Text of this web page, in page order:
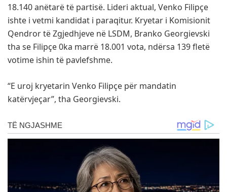
18.140 anëtarë të partisë. Lideri aktual, Venko Filipçe
ishte i vetmi kandidat i paraqitur. Kryetar i Komisionit
Qendror të Zgjedhjeve në LSDM, Branko Georgievski
tha se Filipçe 0ka marrë 18.001 vota, ndërsa 139 fletë
votime ishin të pavlefshme.
“E uroj kryetarin Venko Filipçe për mandatin
katërvjeçar”, tha Georgievski.